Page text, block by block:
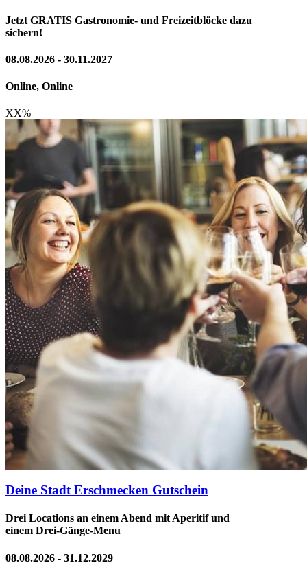
Jetzt GRATIS Gastronomie- und Freizeitblöcke dazu
sichern!
08.08.2026 - 30.11.2027
Online, Online
XX%
Deine Stadt Erschmecken Gutschein
Drei Locations an einem Abend mit Aperitif und
einem Drei-Gänge-Menu
08.08.2026 - 31.12.2029